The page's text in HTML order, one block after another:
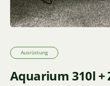
Ausrüstung
Aquarium 310l +